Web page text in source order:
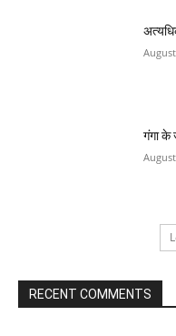
गंगा के
RECENT COMMENTS